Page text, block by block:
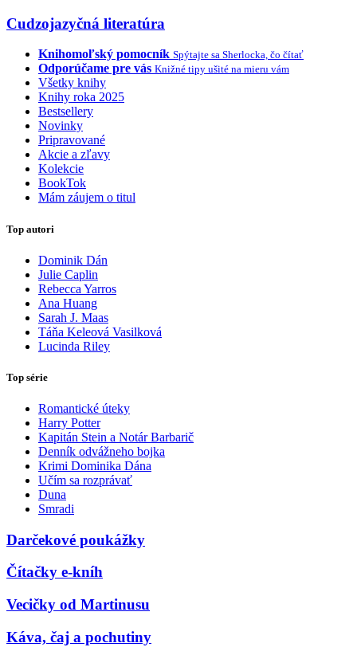
Cudzojazyčná literatúra
Knihomoľský pomocník Spýtajte sa Sherlocka, čo čítať
Odporúčame pre vás Knižné tipy ušité na mieru vám
Všetky knihy
Knihy roka 2025
Bestsellery
Novinky
Pripravované
Akcie a zľavy
Kolekcie
BookTok
Mám záujem o titul
Top autori
Dominik Dán
Julie Caplin
Rebecca Yarros
Ana Huang
Sarah J. Maas
Táňa Keleová Vasilková
Lucinda Riley
Top série
Romantické úteky
Harry Potter
Kapitán Stein a Notár Barbarič
Denník odvážneho bojka
Krimi Dominika Dána
Učím sa rozprávať
Duna
Smradi
Darčekové poukážky
Čítačky e-kníh
Vecičky od Martinusu
Káva, čaj a pochutiny